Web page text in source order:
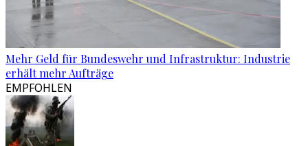
Mehr Geld für Bundeswehr und Infrastruktur: Industrie
erhält mehr Aufträge
EMPFOHLEN